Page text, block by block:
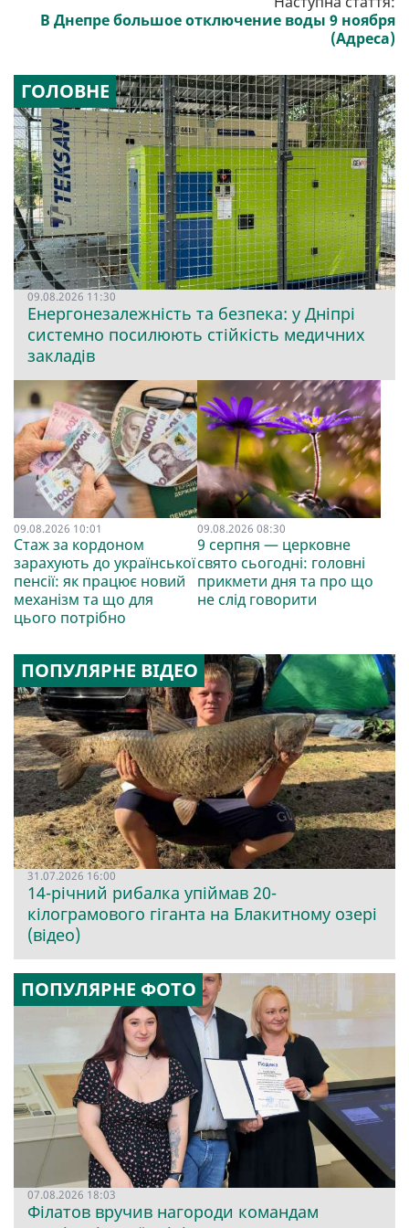
В Днепре большое отключение воды 9 ноября
(Адреса)
ГОЛОВНЕ
09.08.2026 11:30
Енергонезалежність та безпека: у Дніпрі
системно посилюють стійкість медичних
закладів
09.08.2026 10:01
Стаж за кордоном
зарахують до української
пенсії: як працює новий
механізм та що для
цього потрібно
09.08.2026 08:30
9 серпня — церковне
свято сьогодні: головні
прикмети дня та про що
не слід говорити
ПОПУЛЯРНЕ ВІДЕО
31.07.2026 16:00
14-річний рибалка упіймав 20-
кілограмового гіганта на Блакитному озері
(відео)
ПОПУЛЯРНЕ ФОТО
07.08.2026 18:03
Філатов вручив нагороди командам